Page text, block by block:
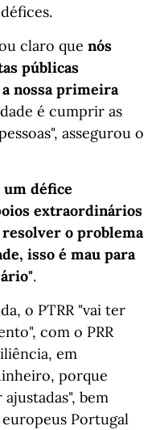
claro que nós
públicas
nossa primeira
é cumprir as
assegurou o
défice
extraordinários
o problema
isso é mau para
.
o PTRR "vai ter
com o PRR
em
porque
bem
Portugal